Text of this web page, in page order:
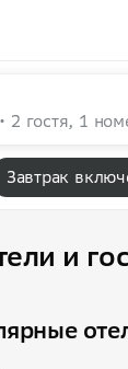
2 гостя, 1
Завтрак
и